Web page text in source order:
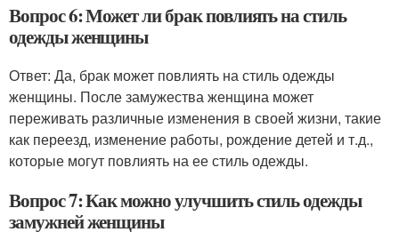
Вопрос 6: Может ли брак повлиять на стиль
одежды женщины
Ответ: Да, брак может повлиять на стиль одежды
женщины. После замужества женщина может
переживать различные изменения в своей жизни, такие
как переезд, изменение работы, рождение детей и т.д.,
которые могут повлиять на ее стиль одежды.
Вопрос 7: Как можно улучшить стиль одежды
замужней женщины